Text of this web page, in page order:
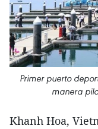
Primer puerto
manera
Khanh Hoa,